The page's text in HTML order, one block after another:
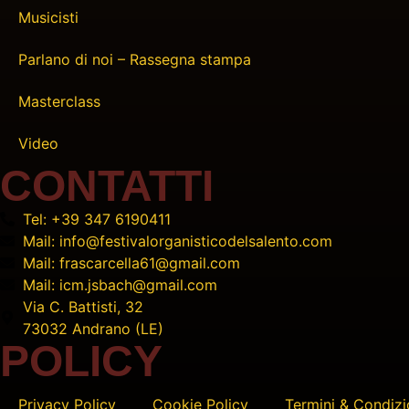
Musicisti
Parlano di noi – Rassegna stampa
Masterclass
Video
CONTATTI
Tel: +39 347 6190411
Mail: info@festivalorganisticodelsalento.com
Mail: frascarcella61@gmail.com
Mail: icm.jsbach@gmail.com
Via C. Battisti, 32
73032 Andrano (LE)
POLICY
Privacy Policy Cookie Policy Termini &